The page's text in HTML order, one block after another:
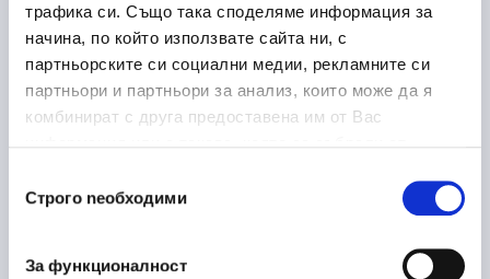
трафика си. Също така споделяме информация за
начина, по който използвате сайта ни, с
партньорските си социални медии, рекламните си
партньори и партньори за анализ, които може да я
комбинират с друга предоставена им от Вас
наСтрого nеобходими
За функционалност
Laboratory Logistics
Associate
30/06/2026
Медицина и здравеопазване
на мястоСофия
металообработка